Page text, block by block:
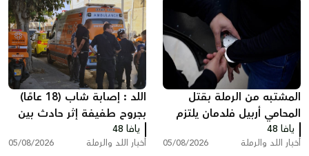
المشتبه من الرملة بقتل
المحامي أربيل فلدمان يلتزم
الصمت في التحقيق ويقول:
"أنا مريض نفسيًا"
يافا 48
أخبار اللد والرملة 05/08/2026
اللد : إصابة شاب (18 عامًا)
بجروح طفيفة إثر حادث بين
مركبة وشاحنة سحب
يافا 48
أخبار اللد والرملة 05/08/2026